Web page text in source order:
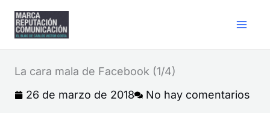
contenido
La cara mala de Facebook (1/4)
26 de marzo de 2018
No hay comentarios